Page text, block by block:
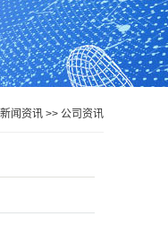
新闻资讯 >> 公司资讯